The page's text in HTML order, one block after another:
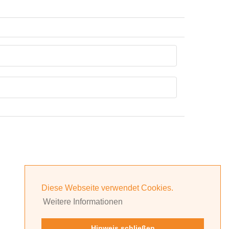
Diese Webseite verwendet Cookies.
Weitere Informationen